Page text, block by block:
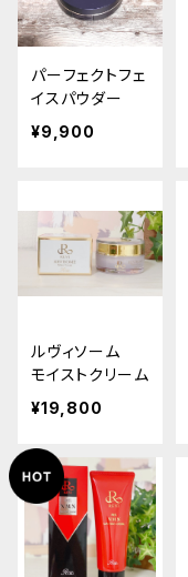
パーフェクトフェ
イスパウダー
¥9,900
ルヴィソーム
モイストクリーム
¥19,800